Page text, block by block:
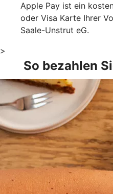
Apple Pay ist ein
oder Visa Karte Ihrer
Saale-Unstrut eG.
>
So bezahlen